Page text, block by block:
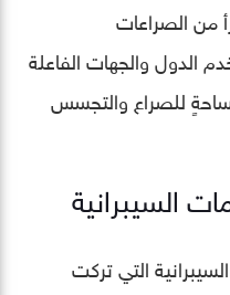
من الصراعات
الدول والجهات الفاعلة
للصراع والتجسس
السيبرانية
التي تركت